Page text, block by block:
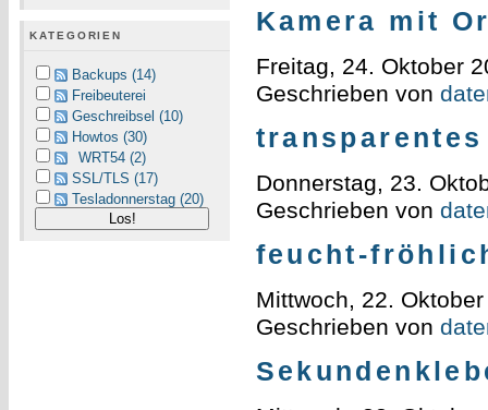
KATEGORIEN
Backups (14)
Freibeuterei
Geschreibsel (10)
Howtos (30)
WRT54 (2)
SSL/TLS (17)
Tesladonnerstag (20)
Kamera mit
Freitag, 24. Oktober
Geschrieben von
Donnerstag, 23.
Geschrieben von
feucht-
Mittwoch, 22.
Geschrieben von